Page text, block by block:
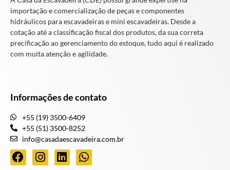
importação e comercialização de peças e componentes
hidráulicos para escavadeiras e mini escavadeiras. Desde a
cotação até a classificação fiscal dos produtos, da sua correta
precificação ao gerenciamento do estoque, tudo aqui é realizado
com muita atenção e agilidade.
Informações de contato
+55 (19) 3500-6409
+55 (51) 3500-8252
info@casadaescavadeira.com.br